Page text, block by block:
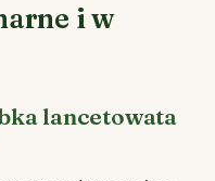
i w
lancetowata